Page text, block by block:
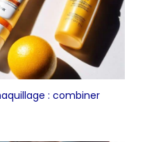
: combiner